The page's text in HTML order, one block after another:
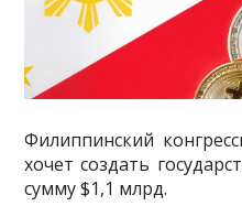
Филиппинский
хочет создать
сумму $1,1 млрд.